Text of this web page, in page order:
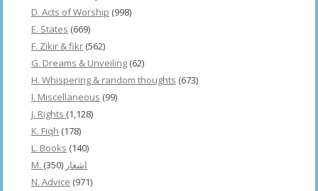
D. Acts of Worship (998)
E. States (669)
F. Zikir & fikr (562)
G. Dreams & Unveiling (62)
H. Whispering & random thoughts (673)
I. Miscellaneous (99)
J. Rights (1,128)
K. Fiqh (178)
L. Books (140)
M. اشعار (350)
N. Advice (971)